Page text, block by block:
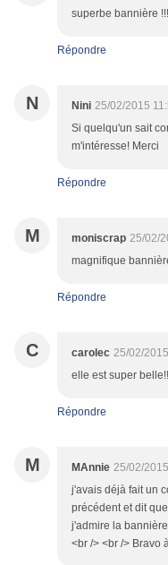
superbe bannière
Répondre
N Nini 25/02/2015
Si quelqu'un sait
m'intéresse! Merci
Répondre
M moniscrap 25/02/
magnifique
Répondre
C carolec 25/02/
elle est super
Répondre
M MAnnie 25/02/
j'avais déjà fait un
précédent et dit
j'admire la
<br /> <br /> Bravo